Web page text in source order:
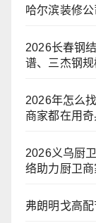
哈尔滨装修
2026长春钢
谱、三杰钢
2026年怎么
商家都在用
2026义乌厨
络助力厨卫
弗朗明戈高